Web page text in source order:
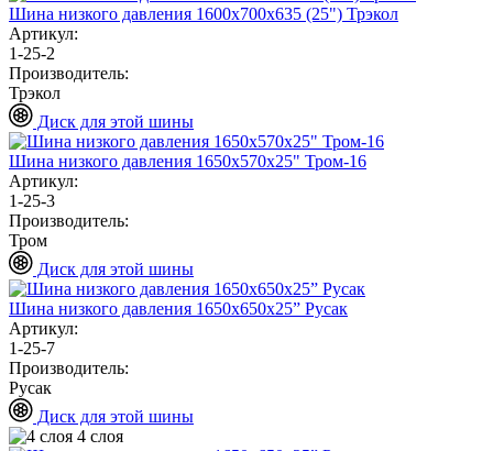
Шина низкого давления 1600х700х635 (25") Трэкол
Артикул:
1-25-2
Производитель:
Трэкол
Диск для этой шины
Шина низкого давления 1650х570х25" Тром-16
Артикул:
1-25-3
Производитель:
Тром
Диск для этой шины
Шина низкого давления 1650х650х25” Русак
Артикул:
1-25-7
Производитель:
Русак
Диск для этой шины
4 слоя